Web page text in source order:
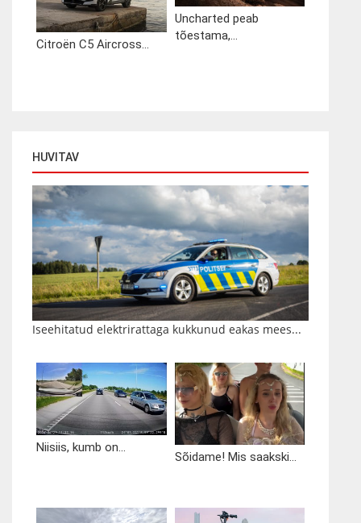
Citroën C5 Aircross...
Uncharted peab
tõestama,...
HUVITAV
Iseehitatud elektrirattaga kukkunud eakas mees...
Niisiis, kumb on...
Sõidame! Mis saakski...